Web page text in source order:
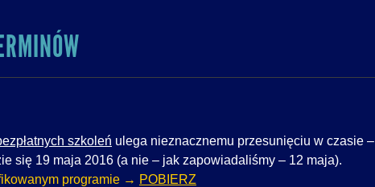
szkoleń ulega nieznacznemu przesunięciu w czasie –
się 19 maja 2016 (a nie – jak zapowiadaliśmy – 12 maja).
programie → POBIERZ